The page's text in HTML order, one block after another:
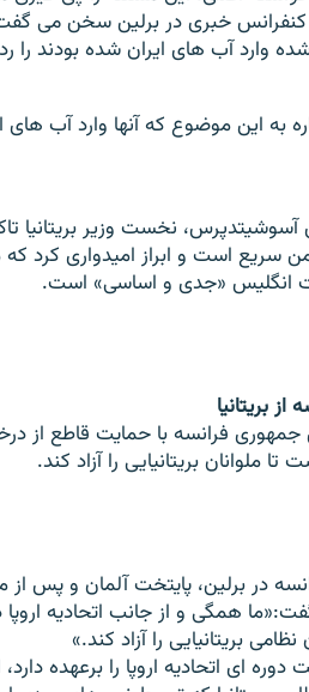
کنفرانس خبری در برلین سخن می
وارد آب های ایران شده بودند را
به این موضوع که آنها وارد آب
آسوشیتدپرس، نخست وزیر بریتانیا
سریع است و ابراز امیدواری کرد
انگلیس «جدی و اساسی» است.
بریتانیا
فرانسه با حمایت قاطع از
ملوانان بریتانیایی را آزاد کند.
در برلین، پایتخت آلمان و پس از
همگی و از جانب اتحادیه اروپا
بریتانیایی را آزاد کند.»
ای اتحادیه اروپا را برعهده